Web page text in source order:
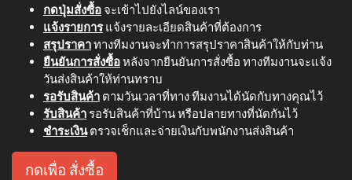
กดปุ่มสั่งซื้อ จะเข้าไปยังไลน์ของเรา
แจ้งรายการแจ้งรายละเอียดสินค้าที่ต้องการ
สรุปราคาทางทีมงานจะทำการสรุปราคาสินค้าให้กับท่าน
ยืนยันการสั่งซื้อหลังจากยืนยันการสั่งซื้อ ทางทีมงานจะแจ้ง
วันส่งสินค้าให้ท่านทราบ
รอรับสินค้า ตามวันเวลาที่ทาง ทีมงานได้นัดกับทางคุณไว้
รับสินค้า รอรับสินค้าที่บ้าน หรือปลายทางที่นัดกันไว้
ชำระเงินตรวจเช็กและจ่ายเงินกับพนักงานส่งสินค้า
กดเพื่อ สั่งซื้อ